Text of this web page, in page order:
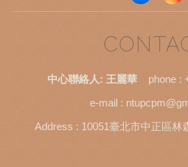
×
中心聯絡人: 王麗華 phone :
e-mail :
Address : 10051臺北市中正區林